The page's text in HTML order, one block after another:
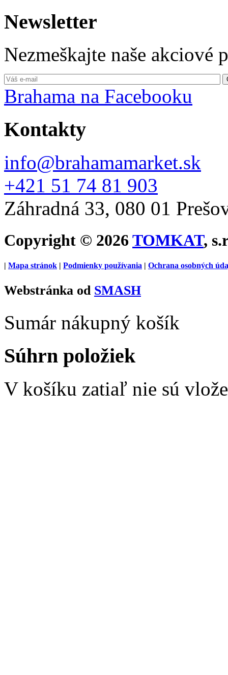
Newsletter
Nezmeškajte naše akciové
Brahama na Facebooku
Kontakty
info@brahamamarket.sk
+421 51 74 81 903
Záhradná 33, 080 01
Copyright © 2026 TOMKAT,
| Mapa stránok | Podmienky používania | Ochrana osobných
Webstránka od SMASH
Sumár nákupný košík
Súhrn položiek
V košíku zatiaľ nie sú